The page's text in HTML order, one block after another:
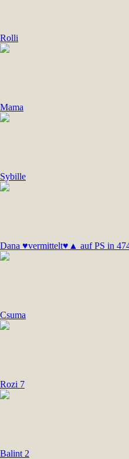
Rolli
Mama
Sybille
Dana ♥vermittelt♥▲ auf PS in
Csuma
Rozi 7
Balint 2